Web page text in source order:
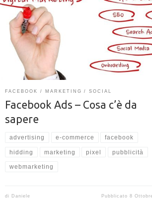
Quello che c'è da sapere per iniziare ad utilizzare
ads. Consigli per creare campagne con Facebook
(Business) da zero
FACEBOOK MARKETING SOCIAL
Facebook Ads – Cosa c’è da
sapere
advertising e-commerce facebook
hidding marketing pixel pubblicità
webmarketing
di Daniele Pubblicato8